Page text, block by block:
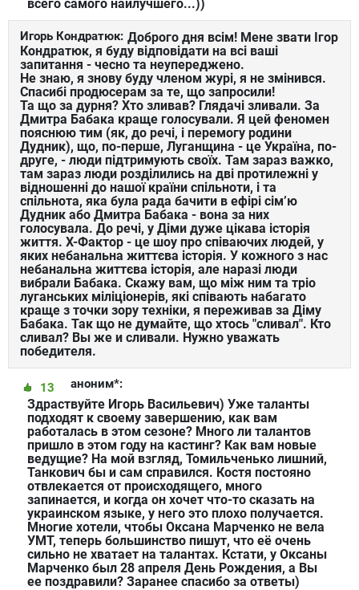
всего самого наилучшего...))
Игорь Кондратюк: Доброго дня всім! Мене звати Ігор
Кондратюк, я буду відповідати на всі ваші
запитання - чесно та неупереджено.
Не знаю, я знову буду членом журі, я не змінився.
Спасибі продюсерам за те, що запросили!
Та що за дурня? Хто зливав? Глядачі зливали. За
Дмитра Бабака краще голосували. Я цей феномен
пояснюю тим (як, до речі, і перемогу родини
Дудник), що, по-перше, Луганщина - це Україна, по-
друге, - люди підтримують своїх. Там зараз важко,
там зараз люди розділились на дві протилежні у
відношенні до нашої країни спільноти, і та
спільнота, яка була рада бачити в ефірі сім’ю
Дудник або Дмитра Бабака - вона за них
голосувала. До речі, у Діми дуже цікава історія
життя. Х-Фактор - це шоу про співаючих людей, у
яких небанальна життєва історія. У кожного з нас
небанальна життєва історія, але наразі люди
вибрали Бабака. Скажу вам, що між ним та тріо
луганських міліціонерів, які співають набагато
краще з точки зору техніки, я переживав за Діму
Бабака. Так що не думайте, що хтось "сливал". Кто
сливал? Вы же и сливали. Нужно уважать
победителя.
аноним*:
13
Здраствуйте Игорь Васильевич) Уже таланты
подходят к своему завершению, как вам
работалась в этом сезоне? Много ли талантов
пришло в этом году на кастинг? Как вам новые
ведущие? На мой взгляд, Томильченько лишний,
Танкович бы и сам справился. Костя постояно
отвлекается от происходящего, много
запинается, и когда он хочет что-то сказать на
украинском языке, у него это плохо получается.
Многие хотели, чтобы Оксана Марченко не вела
УМТ, теперь большинство пишут, что её очень
сильно не хватает на талантах. Кстати, у Оксаны
Марченко был 28 апреля День Рождения, а Вы
ее поздравили? Заранее спасибо за ответы)